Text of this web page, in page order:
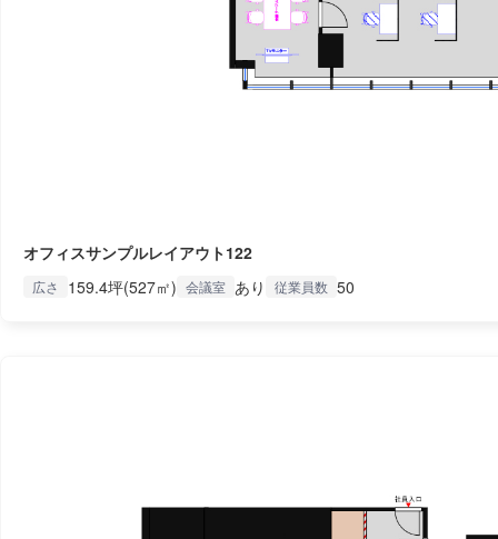
オフィスサンプルレイアウト122
広さ 159.4坪(527㎡) 会議室 あり 従業員数 50